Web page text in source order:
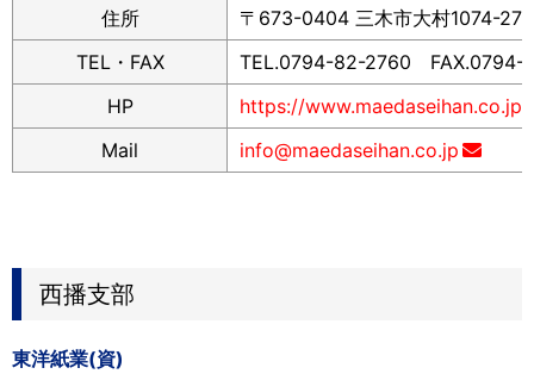
住所
〒673-0404 三木市大村1074-272
TEL・FAX
TEL.0794-82-2760 FAX.0794-
HP
https://www.maedaseihan.co.jp/
Mail
info@maedaseihan.co.jp
西播支部
東洋紙業(資)